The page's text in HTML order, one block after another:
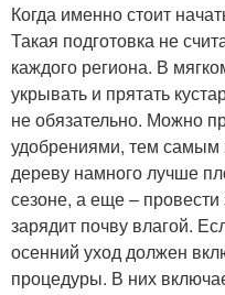
Когда именно стоит
Такая подготовка не
каждого региона. В
укрывать и прятать
не обязательно. Можно
удобрениями, тем самым
дереву намного лучше
сезоне, а еще –
зарядит почву влагой.
осенний уход должен
процедуры. В них